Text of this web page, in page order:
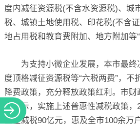
度内减征资源税(不含水资源税)、城
税、城镇土地使用税、印花税(不含
地占用税和教育费附加、地方附加等“
为支持小微企业发展，本市最终
度顶格减征资源税等“六税两费”，不
降费政策，充分释放政策红利。市财
算显示，实施上述普惠性减税政策，
企业减税90亿元，惠及全市100余万